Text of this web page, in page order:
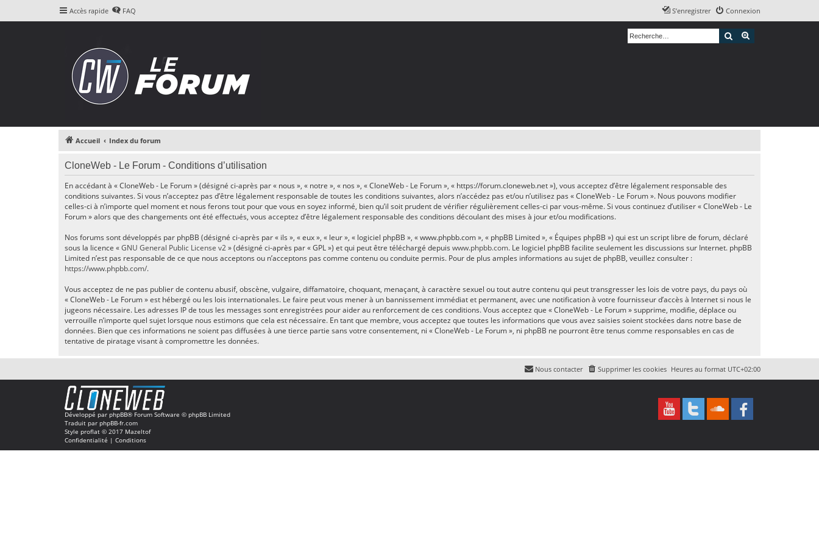
Accès rapide FAQ Connexion
S’enregistrer
Rechercher
Accueil Index du forum
CloneWeb - Le Forum - Conditions d’utilisation
En accédant à « CloneWeb - Le Forum » (désigné ci-après par « nous », « notre », « nos », « CloneWeb - Le Forum », « https://forum.cloneweb.net »), vous acceptez d’être légalement responsable des
conditions suivantes. Si vous n’acceptez pas d’être légalement responsable de toutes les conditions suivantes, alors n’accédez pas et/ou n’utilisez pas « CloneWeb - Le Forum ». Nous pouvons modifier
celles-ci à n’importe quel moment et nous ferons tout pour que vous en soyez informé, bien qu’il soit prudent de vérifier régulièrement celles-ci par vous-même. Si vous continuez d’utiliser « CloneWeb - Le
Forum » alors que des changements ont été effectués, vous acceptez d’être légalement responsable des conditions découlant des mises à jour et/ou modifications.
Nos forums sont développés par phpBB (désigné ci-après par « ils », « eux », « leur », « logiciel phpBB », « www.phpbb.com », « phpBB Limited », « Équipes phpBB ») qui est un script libre de forum, déclaré
sous la licence «GNU General Public License v2» (désigné ci-après par « GPL ») et qui peut être téléchargé depuis www.phpbb.com. Le logiciel phpBB facilite seulement les discussions sur Internet. phpBB
Limited n’est pas responsable de ce que nous acceptons ou n’acceptons pas comme contenu ou conduite permis. Pour de plus amples informations au sujet de phpBB, veuillez consulter :
https://www.phpbb.com/.
Vous acceptez de ne pas publier de contenu abusif, obscène, vulgaire, diffamatoire, choquant, menaçant, à caractère sexuel ou tout autre contenu qui peut transgresser les lois de votre pays, du pays où
« CloneWeb - Le Forum » est hébergé ou les lois internationales. Le faire peut vous mener à un bannissement immédiat et permanent, avec une notification à votre fournisseur d’accès à Internet si nous le
jugeons nécessaire. Les adresses IP de tous les messages sont enregistrées pour aider au renforcement de ces conditions. Vous acceptez que « CloneWeb - Le Forum » supprime, modifie, déplace ou
verrouille n’importe quel sujet lorsque nous estimons que cela est nécessaire. En tant que membre, vous acceptez que toutes les informations que vous avez saisies soient stockées dans notre base de
données. Bien que ces informations ne soient pas diffusées à une tierce partie sans votre consentement, ni « CloneWeb - Le Forum », ni phpBB ne pourront être tenus comme responsables en cas de
tentative de piratage visant à compromettre les données.
Heures au format UTC+02:00
Supprimer les cookies
Nous contacter
Développé par phpBB® Forum Software © phpBB Limited
Traduit par phpBB-fr.com
Style proflat © 2017 Mazeltof
Confidentialité | Conditions